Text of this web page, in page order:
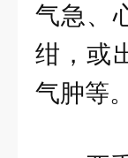
气急、
绀，或
气肿等。